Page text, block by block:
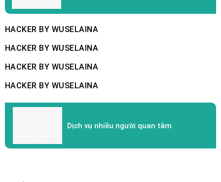
HACKER BY WUSELAINA
HACKER BY WUSELAINA
HACKER BY WUSELAINA
HACKER BY WUSELAINA
Dịch vụ nhiều người quan tâm